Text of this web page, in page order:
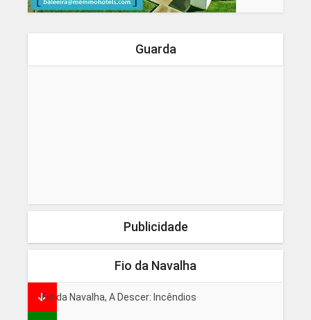
Guarda
Publicidade
Fio da Navalha
Fio da Navalha, A Descer: Incêndios